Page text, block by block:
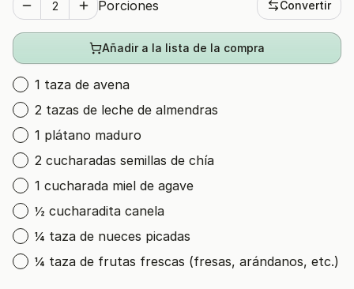
Porciones Convertir
Añadir a la lista de la compra
1 taza de avena
2 tazas de leche de almendras
1 plátano maduro
2 cucharadas semillas de chía
1 cucharada miel de agave
½ cucharadita canela
¼ taza de nueces picadas
¼ taza de frutas frescas (fresas, arándanos, etc.)